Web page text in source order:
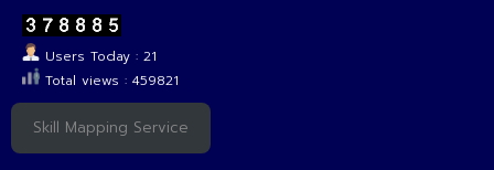
Users Today : 21
Total views : 459821
Skill Mapping Service